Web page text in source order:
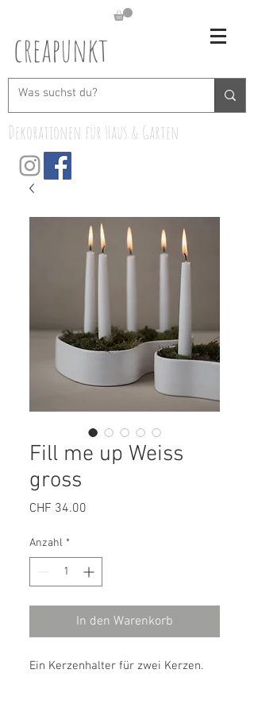
creapunkt
Dekorationen für Haus & Garten
Fill me up Weiss
gross
CHF 34.00
Anzahl *
In den Warenkorb
Ein Kerzenhalter für zwei Kerzen.